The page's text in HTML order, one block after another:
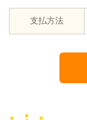
支払方法